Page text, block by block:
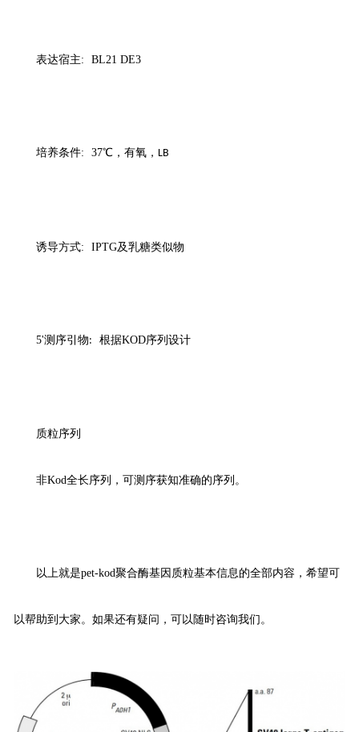
表达宿主: BL21 DE3
培养条件: 37℃，有氧， LB
诱导方式: IPTG及乳糖类似物
5'测序引物: 根据KOD序列设计
质粒序列
非Kod全长序列，可测序获知准确的序列。
以上就是pet-kod聚合酶基因质粒基本信息的全部内容，希望可
以帮助到大家。如果还有疑问，可以随时咨询我们。